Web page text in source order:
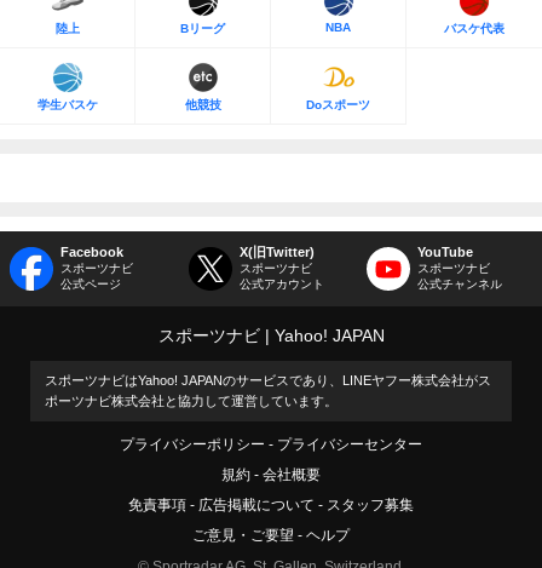
陸上 Bリーグ NBA バスケ代表
学生バスケ 他競技 Doスポーツ
Facebook
スポーツナビ
公式ページ
X(旧Twitter)
スポーツナビ
公式アカウント
YouTube
スポーツナビ
公式チャンネル
スポーツナビ Yahoo! JAPAN
スポーツナビはYahoo! JAPANのサービスであり、LINEヤフー株式会社がス
ポーツナビ株式会社と協力して運営しています。
プライバシーポリシー
プライバシーセンター
規約
会社概要
免責事項
広告掲載について
スタッフ募集
ご意見・ご要望
ヘルプ